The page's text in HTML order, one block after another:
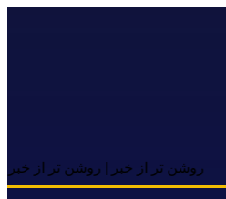
روشن تر از خبر | روشن تر از خبر |